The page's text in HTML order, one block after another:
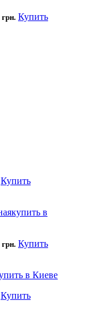
грн. Купить
Купить
грн. Купить
Купить